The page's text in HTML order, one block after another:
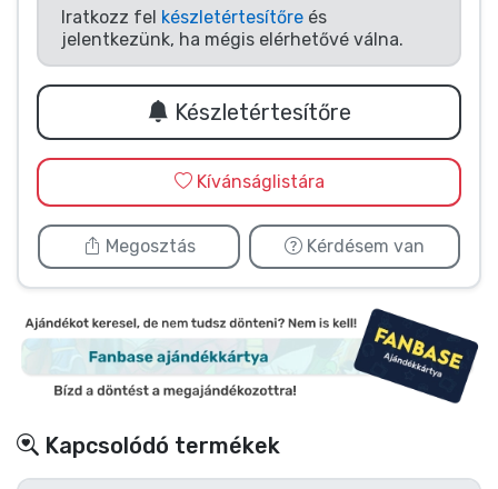
Iratkozz fel készletértesítőre és
jelentkezünk, ha mégis elérhetővé válna.
Készletértesítőre
Kívánságlistára
Megosztás Kérdésem van
Kapcsolódó termékek